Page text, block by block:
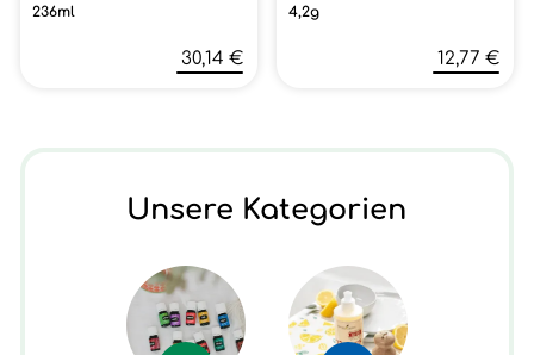
236ml
30,14 €
4,2g
12,77 €
Unsere Kategorien